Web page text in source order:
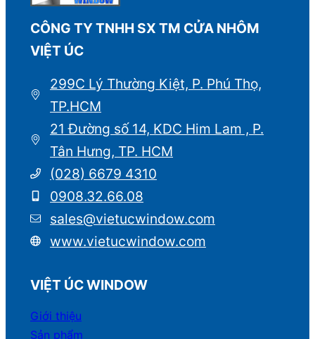
CÔNG TY TNHH SX TM CỬA NHÔM
VIỆT ÚC
299C Lý Thường Kiệt, P. Phú Thọ,
TP.HCM
21 Đường số 14, KDC Him Lam , P.
Tân Hưng, TP. HCM
(028) 6679 4310
0908.32.66.08
sales@vietucwindow.com
www.vietucwindow.com
VIỆT ÚC WINDOW
Giới thiệu
Sản phẩm